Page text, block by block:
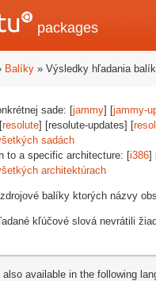
packages
Balíky » Výsledky hľadania
sade: [jammy] [jammy-
resolute] [resolute-updates] [
sadách
to a specific architecture: [i386]
architektúrach
balíky ktorých názvy
kľúčové slová nevrátili
available in the following